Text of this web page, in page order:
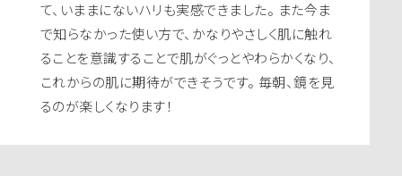
て、いままにないハリも実感できました。 また今ま
で知らなかった使い方で、かなりやさしく肌に触れ
ることを意識することで肌がぐっとやわらかくなり、
これからの肌に期待ができそうです。 毎朝、鏡を見
るのが楽しくなります！